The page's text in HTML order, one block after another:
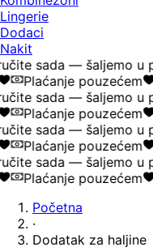
Lingerie
Dodaci
Nakit
sada — šaljemo u
Plaćanje pouzećem
sada — šaljemo u
Plaćanje pouzećem
sada — šaljemo u
Plaćanje pouzećem
sada — šaljemo u
Plaćanje pouzećem
Početna
·
Dodatak za haljine